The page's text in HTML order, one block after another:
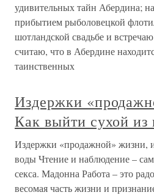
удивительных тайн Абердина;
прибытием рыболовецкой
шотландской свадьбе и
считаю, что в Абердине
таинственных
Издержки
Как выйти сухой из
Издержки «продажной» жизни,
воды Чтение и наблюдение –
секса. Мадонна Работа – это
весомая часть жизни и